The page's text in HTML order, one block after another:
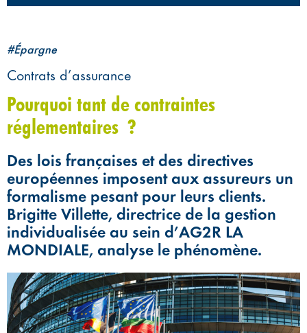
#Épargne
Contrats d’assurance
Pourquoi tant de contraintes
réglementaires ?
Des lois françaises et des directives
européennes imposent aux assureurs un
formalisme pesant pour leurs clients.
Brigitte Villette, directrice de la gestion
individualisée au sein d’AG2R LA
MONDIALE, analyse le phénomène.